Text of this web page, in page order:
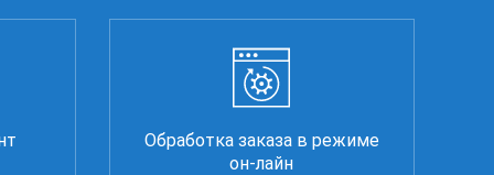
Обработка заказа в режиме
он-лайн